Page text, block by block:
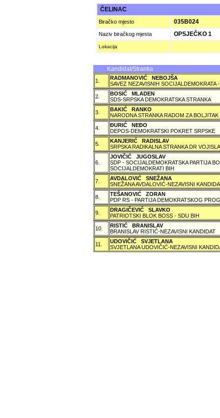
ČELINAC
Biračko mjesto 035B024
Naziv biračkog mjesta OPSJEČKO 1
Lokacija
Kandidat/Stranka
1.
RADMANOVIĆ NEBOJŠA
SAVEZ NEZAVISNIH SOCIJALDEMOKRATA
2.
BOSIĆ MLADEN
SDS-SRPSKA DEMOKRATSKA STRANKA
3.
BAKIĆ RANKO
NARODNA STRANKA RADOM ZA BOLJITAK
4.
ÐURIĆ NEÐO
DEPOS-DEMOKRATSKI POKRET SRPSKE
5.
KANJERIĆ RADISLAV
SRPSKA RADIKALNA STRANKA DR
6.
JOVIČIĆ JUGOSLAV
SDP - SOCIJALDEMOKRATSKA PARTIJA
SOCIJALDEMOKRATI BIH
7.
AVDALOVIĆ SNEŽANA
SNEŽANA AVDALOVIĆ-NEZAVISNI
8.
TEŠANOVIĆ ZORAN
PDP RS - PARTIJA DEMOKRATSKOG
9.
DRAGIČEVIĆ SLAVKO
PATRIOTSKI BLOK BOSS - SDU BIH
10.
RISTIĆ BRANISLAV
BRANISLAV RISTIĆ-NEZAVISNI KANDIDAT
11.
UDOVIČIĆ SVJETLANA
SVJETLANA UDOVIČIĆ-NEZAVISNI